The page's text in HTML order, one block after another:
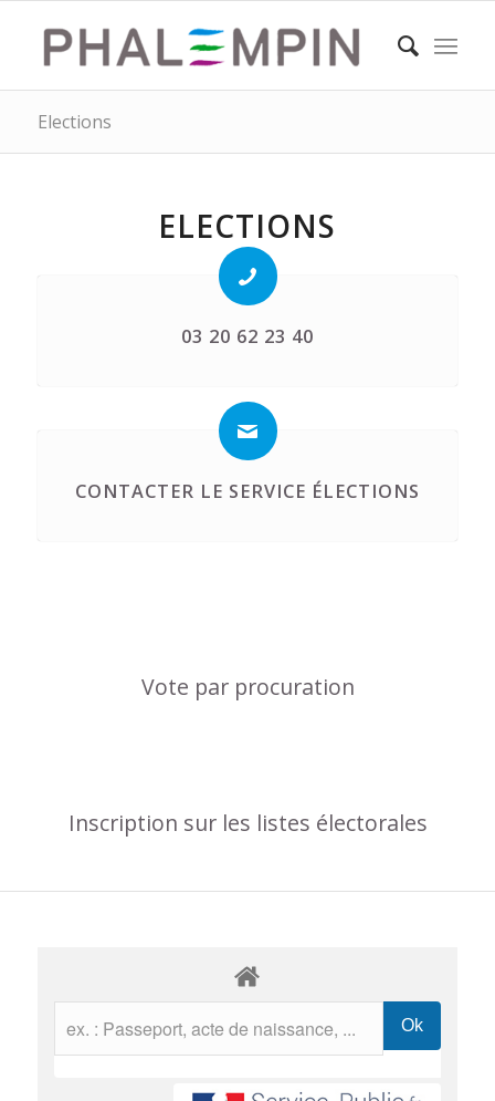
Elections
ELECTIONS
03 20 62 23 40
CONTACTER LE SERVICE ÉLECTIONS
Vote par procuration
Inscription sur les listes électorales